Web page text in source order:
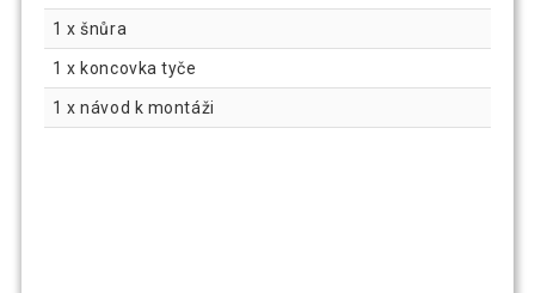
1 x šnůra
1 x koncovka tyče
1 x návod k montáži